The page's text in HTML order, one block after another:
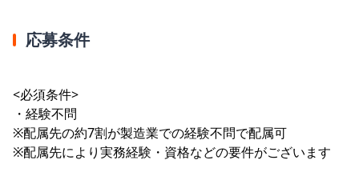
応募条件
<必須条件>
・経験不問
※配属先の約7割が製造業での経験不問で配属可
※配属先により実務経験・資格などの要件がございます